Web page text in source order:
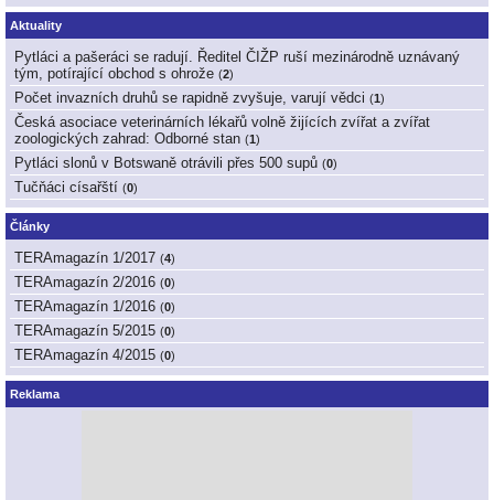
Aktuality
Pytláci a pašeráci se radují. Ředitel ČIŽP ruší mezinárodně uznávaný
tým, potírající obchod s ohrože (2)
Počet invazních druhů se rapidně zvyšuje, varují vědci (1 )
Česká asociace veterinárních lékařů volně žijících zvířat a zvířat
zoologických zahrad: Odborné stan (1 )
Pytláci slonů v Botswaně otrávili přes 500 supů (0)
Tučňáci císařští (0)
Články
TERAmagazín 1/2017 (4)
TERAmagazín 2/2016 (0)
TERAmagazín 1/2016 (0)
TERAmagazín 5/2015 (0)
TERAmagazín 4/2015 (0)
Reklama